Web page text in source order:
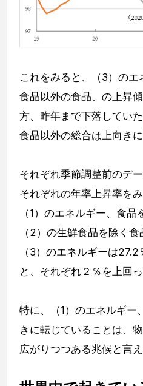
これをみると、（3）の
食品以外の食品、の上昇
方、昨年まで下落してい
食品以外の総合は上向き
それぞれ季節調整前のデ
それぞれの年率上昇率をみ
（1）のエネルギー、食
（2）の生鮮食品を除く食
（3）のエネルギーは27.2
と、それぞれ２％を上回っ
特に、（1）のエネルギー
きに転じていることは、
広がりつつある兆候と言え